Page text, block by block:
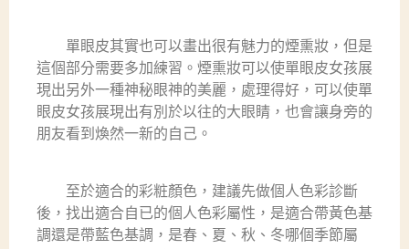
單眼皮其實也可以畫出很有魅力的煙熏妝，但是
這個部分需要多加練習。煙熏妝可以使單眼皮女孩展
現出另外一種神秘眼神的美麗，處理得好，可以使單
眼皮女孩展現出有別於以往的大眼睛，也會讓身旁的
朋友看到煥然一新的自己。
至於適合的彩粧顏色，建議先做個人色彩診斷
後，找出適合自已的個人色彩屬性，是適合帶黃色基
調還是帶藍色基調，是春、夏、秋、冬哪個季節屬